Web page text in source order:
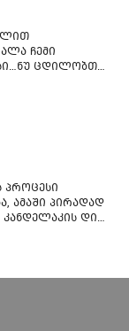
ჩემი
ცდილობთ
პროცესი
ამაში პირადად
კანდელაკის დიდ